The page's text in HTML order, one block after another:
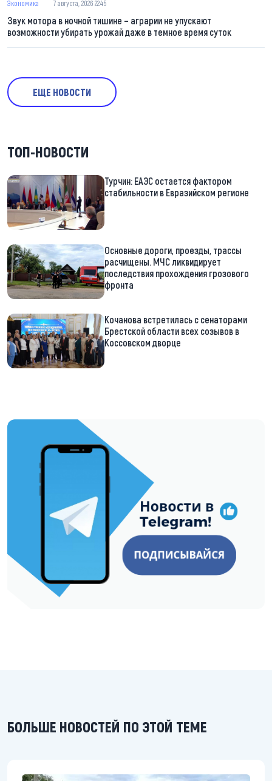
Экономика 7 августа, 2026 22:45
Звук мотора в ночной тишине – аграрии не упускают
возможности убирать урожай даже в темное время суток
ЕЩЕ НОВОСТИ
ТОП-НОВОСТИ
Турчин: ЕАЭС остается фактором
стабильности в Евразийском регионе
Основные дороги, проезды, трассы
расчищены. МЧС ликвидирует
последствия прохождения грозового
фронта
Кочанова встретилась с сенаторами
Брестской области всех созывов в
Коссовском дворце
https://t.me/minskctvby
БОЛЬШЕ НОВОСТЕЙ ПО ЭТОЙ ТЕМЕ